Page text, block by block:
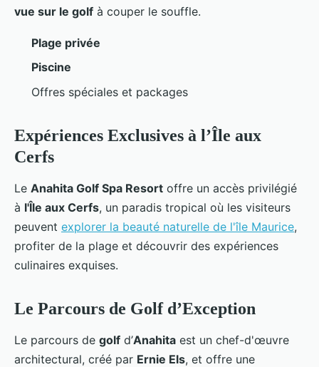
vue sur le golf à couper le souffle.
Plage privée
Piscine
Offres spéciales et packages
Expériences Exclusives à l’Île aux
Cerfs
Le Anahita Golf Spa Resort offre un accès privilégié
à l'Île aux Cerfs, un paradis tropical où les visiteurs
peuvent explorer la beauté naturelle de l'île Maurice,
profiter de la plage et découvrir des expériences
culinaires exquises.
Le Parcours de Golf d’Exception
Le parcours de golf d’Anahita est un chef-d'œuvre
architectural, créé par Ernie Els, et offre une